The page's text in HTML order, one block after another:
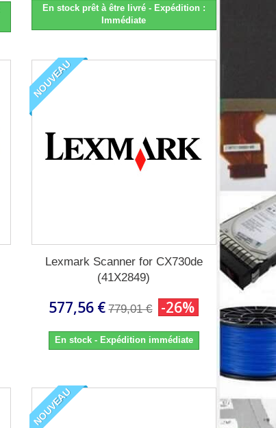
En stock prêt à être livré - Expédition :
Immédiate
NOUVEAU
Lexmark Scanner for CX730de
(41X2849)
577,56 € 779,01 € -26%
En stock - Expédition immédiate
NOUVEAU